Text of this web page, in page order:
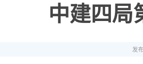
中建四局
发